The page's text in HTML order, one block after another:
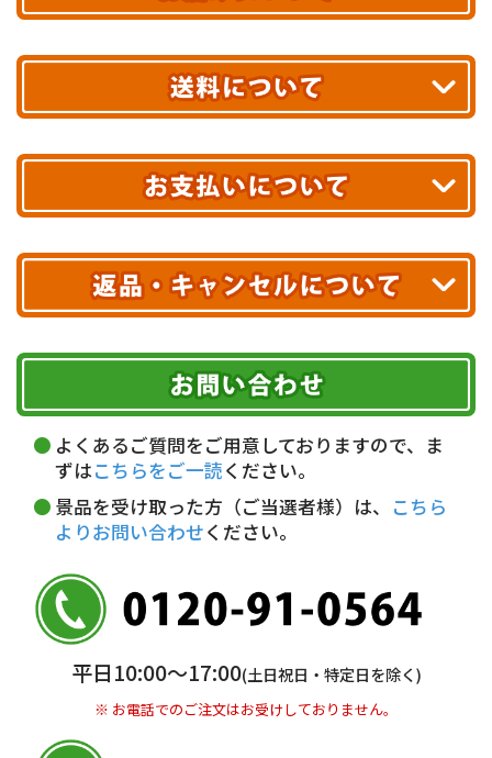
最短翌日お届け!
あす着エリアが対象です。
エリアやお届け日の確認はこちら▶
※ 配送業者による配送遅延が生じる可能性がございます。
※ 沖縄・離島はお届けできません。
送料無料!
10,000円未満 全国一律1,100円(税込)
配送業者
ヤマト運輸
お届け可能時間帯
午前中 14～16時
16～18時
18～20時
19～21時 指定なし
クレジットカード
代金引換(現金のみ)
5,000円未満…330円(税込)
銀行振込(前払い)
普通 7263489
＜口座名＞ カ）ディースタイル
※ 振込み手数料お客様ご負担。
期限を含むルール（条件）や、お客様にご負担い
ただく費用がございます。
詳しくはこちら▶
よくあるご質問をご用意しておりますので、ま
ずはこちらをご一読ください。
景品を受け取った方（ご当選者様）は、
こちら
よりお問い合わせください。
平日10:00〜17:00(土日祝日・特定日を除く)
※ お電話でのご注文はお受けしておりません。